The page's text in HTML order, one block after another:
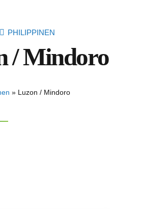
PHILIPPINEN
/ Mindoro
» Luzon / Mindoro